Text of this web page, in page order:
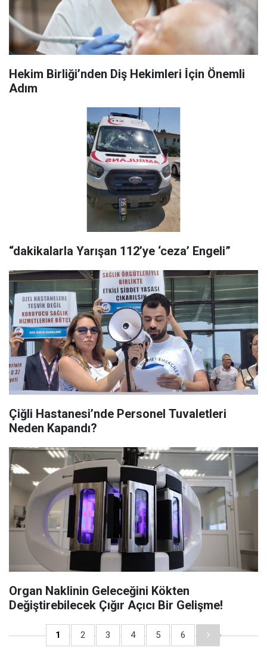
Hekim Birliği’nden Diş Hekimleri İ̇çin Önemli
Adım
“dakikalarla Yarışan 112’ye ‘ceza’ Engeli”
Çiğli Hastanesi’nde Personel Tuvaletleri
Neden Kapandı?
Organ Naklinin Geleceğini Kökten
Değiştirebilecek Çığır Açıcı Bir Gelişme!
1 2 3 4 5 6